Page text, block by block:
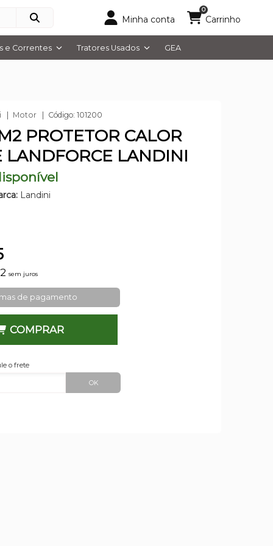
Minha conta
0
Carrinho
e Correntes Tratores Usados GEA
Motor Código: 101200
PROTETOR CALOR
LANDFORCE LANDINI
Landini
sem juros
de pagamento
COMPRAR
o frete
OK